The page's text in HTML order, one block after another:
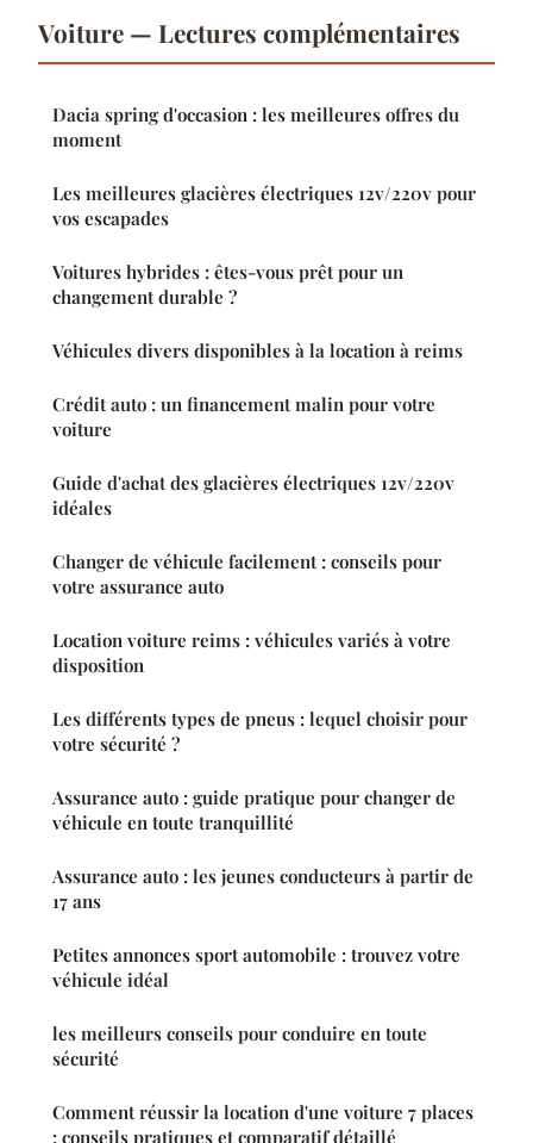
Voiture — Lectures complémentaires
Dacia spring d'occasion : les meilleures offres du
moment
Les meilleures glacières électriques 12v/220v pour
vos escapades
Voitures hybrides : êtes-vous prêt pour un
changement durable ?
Véhicules divers disponibles à la location à reims
Crédit auto : un financement malin pour votre
voiture
Guide d'achat des glacières électriques 12v/220v
idéales
Changer de véhicule facilement : conseils pour
votre assurance auto
Location voiture reims : véhicules variés à votre
disposition
Les différents types de pneus : lequel choisir pour
votre sécurité ?
Assurance auto : guide pratique pour changer de
véhicule en toute tranquillité
Assurance auto : les jeunes conducteurs à partir de
17 ans
Petites annonces sport automobile : trouvez votre
véhicule idéal
les meilleurs conseils pour conduire en toute
sécurité
Comment réussir la location d'une voiture 7 places
: conseils pratiques et comparatif détaillé